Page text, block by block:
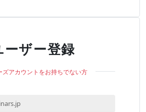
ーザー登録
ズアカウントをお持ちでない方